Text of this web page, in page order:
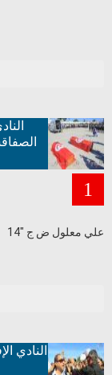
1
علي معلول ض ج "14
النادي